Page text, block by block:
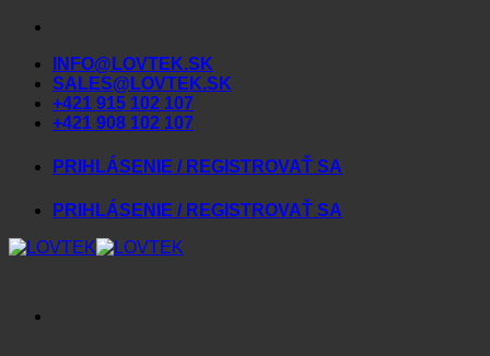
Skip
contentINFO@LOVTEK.SK
SALES@LOVTEK.SK
+421 915 102 107
+421 908 102 107
PRIHLÁSENIE / REGISTROVAŤ SA
PRIHLÁSENIE / REGISTROVAŤ SA